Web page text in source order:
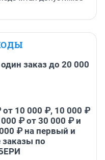
заказ до 20 000
10 000 ₽, 10 000 ₽
₽ от 30 000 ₽ и
₽ на первый и
по